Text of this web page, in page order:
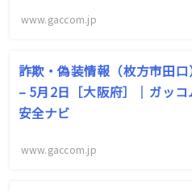
www.gaccom.jp
詐欺・偽装情報（枚方市田口
– 5月2日［大阪府］｜ガッコ
安全ナビ
www.gaccom.jp